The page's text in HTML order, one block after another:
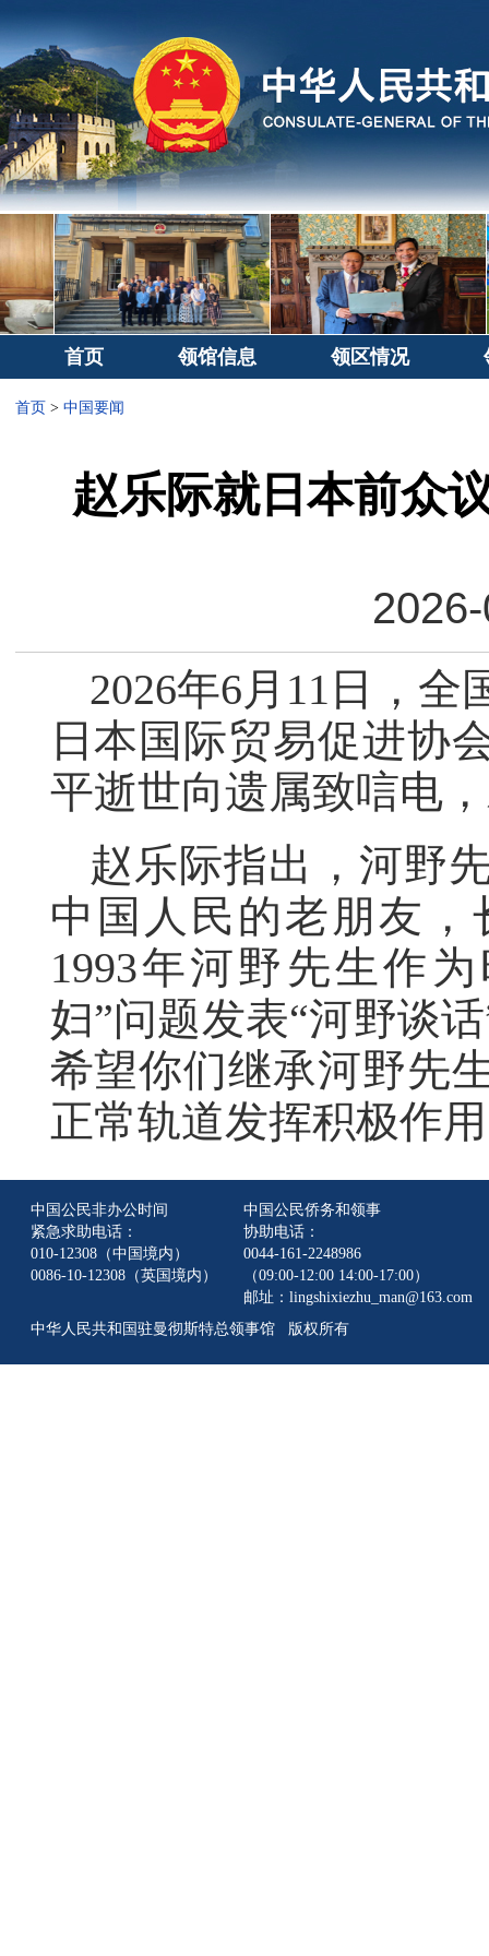
首页 领馆信息 领区情况
首页 > 中国要闻
赵乐际就日本前众
2026年6月11日，
日本国际贸易促进协
平逝世向遗属致唁电
赵乐际指出，河野
中国人民的老朋友
1993年河野先生作
妇”问题发表“河野谈
希望你们继承河野先
正常轨道发挥积极作
中国公民非办公时间
紧急求助电话：
010-12308（中国境内）
0086-10-12308（英国境内）
中国公民侨务和领事
协助电话：
0044-161-2248986
（09:00-12:00 14:00-17:00）
邮址：lingshixiezhu_man@163.com
中华人民共和国驻曼彻斯特总领事馆 版权所有